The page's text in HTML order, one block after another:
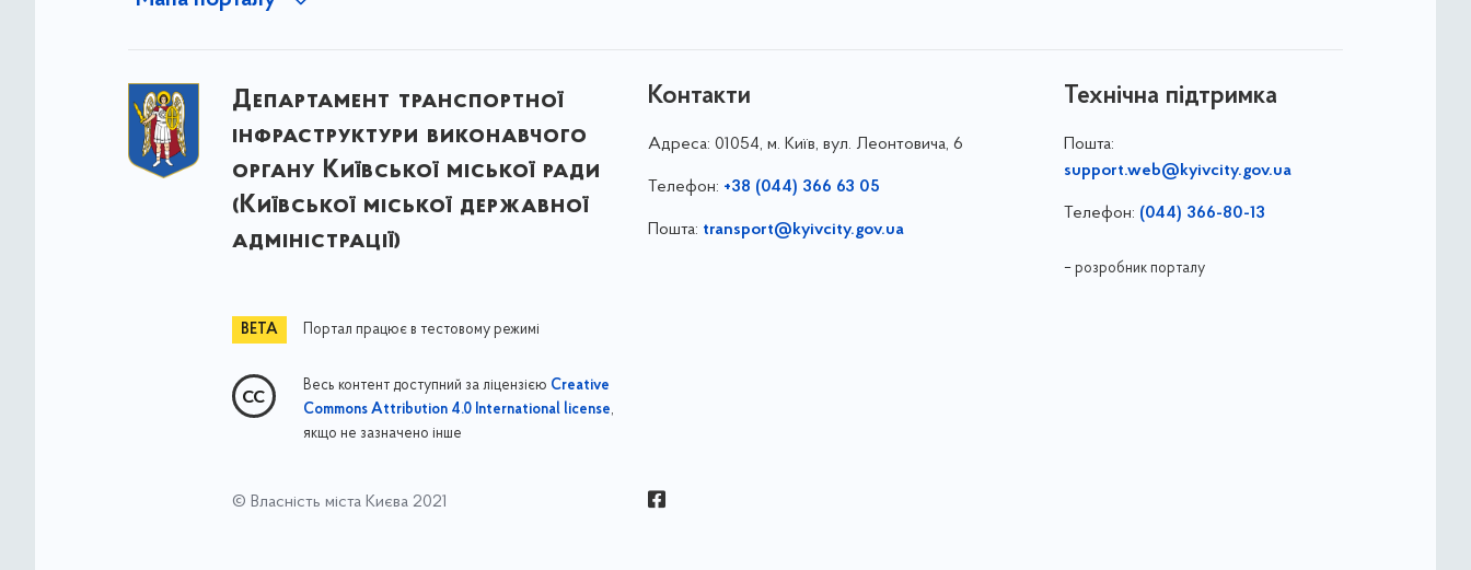
Департамент транспортної
інфраструктури виконавчого
органу Київської міської ради
(Київської міської державної
адміністрації)
Портал працює в тестовому режимі
Весь контент доступний за ліцензією Creative
Commons Attribution 4.0 International license,
якщо не зазначено інше
Контакти
Адреса: 01054, м. Київ, вул. Леонтовича, 6
Телефон: +38 (044) 366 63 05
Пошта: transport@kyivcity.gov.ua
Технічна підтримка
Пошта:
support.web@kyivcity.gov.ua
Телефон: (044) 366-80-13
– розробник порталу
© Власність міста Києва 2021